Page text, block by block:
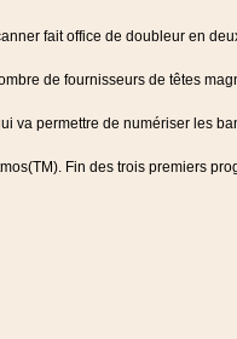
fait office de doubleur en
de fournisseurs de têtes
va permettre de numériser les
Fin des trois premiers